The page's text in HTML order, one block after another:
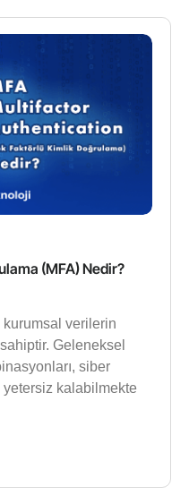
(MFA) Nedir?
verilerin
Geleneksel
siber
kalabilmekte